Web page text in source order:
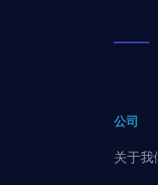
公司
关于我